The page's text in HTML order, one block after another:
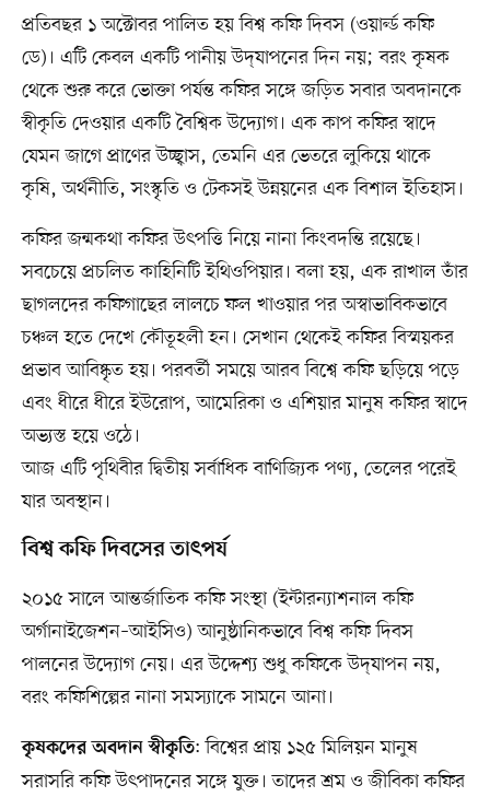
প্রতিবছর ১ অক্টোবর পালিত হয় বিশ্ব কফি দিবস (ওয়ার্ল্ড কফি
ডে)। এটি কেবল একটি পানীয় উদ্‌যাপনের দিন নয়; বরং কৃষক
থেকে শুরু করে ভোক্তা পর্যন্ত কফির সঙ্গে জড়িত সবার অবদানকে
স্বীকৃতি দেওয়ার একটি বৈশ্বিক উদ্যোগ। এক কাপ কফির স্বাদে
যেমন জাগে প্রাণের উচ্ছ্বাস, তেমনি এর ভেতরে লুকিয়ে থাকে
কৃষি, অর্থনীতি, সংস্কৃতি ও টেকসই উন্নয়নের এক বিশাল ইতিহাস।
কফির জন্মকথা কফির উৎপত্তি নিয়ে নানা কিংবদন্তি রয়েছে।
সবচেয়ে প্রচলিত কাহিনিটি ইথিওপিয়ার। বলা হয়, এক রাখাল তাঁর
ছাগলদের কফিগাছের লালচে ফল খাওয়ার পর অস্বাভাবিকভাবে
চঞ্চল হতে দেখে কৌতূহলী হন। সেখান থেকেই কফির বিস্ময়কর
প্রভাব আবিষ্কৃত হয়। পরবর্তী সময়ে আরব বিশ্বে কফি ছড়িয়ে পড়ে
এবং ধীরে ধীরে ইউরোপ, আমেরিকা ও এশিয়ার মানুষ কফির স্বাদে
অভ্যস্ত হয়ে ওঠে।
আজ এটি পৃথিবীর দ্বিতীয় সর্বাধিক বাণিজ্যিক পণ্য, তেলের পরেই
যার অবস্থান।
বিশ্ব কফি দিবসের তাৎপর্য
২০১৫ সালে আন্তর্জাতিক কফি সংস্থা (ইন্টারন্যাশনাল কফি
অর্গানাইজেশন–আইসিও) আনুষ্ঠানিকভাবে বিশ্ব কফি দিবস
পালনের উদ্যোগ নেয়। এর উদ্দেশ্য শুধু কফিকে উদ্‌যাপন নয়,
বরং কফিশিল্পের নানা সমস্যাকে সামনে আনা।
কৃষকদের অবদান স্বীকৃতি: বিশ্বের প্রায় ১২৫ মিলিয়ন মানুষ
সরাসরি কফি উৎপাদনের সঙ্গে যুক্ত। তাদের শ্রম ও জীবিকা কফির